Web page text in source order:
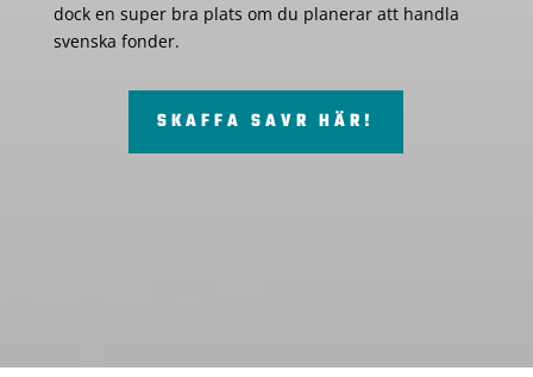
dock en super bra plats om du planerar att handla
svenska fonder.
SKAFFA SAVR HÄR!